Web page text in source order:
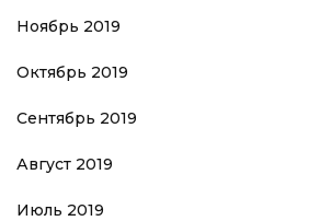
Ноябрь 2019
Октябрь 2019
Сентябрь 2019
Август 2019
Июль 2019